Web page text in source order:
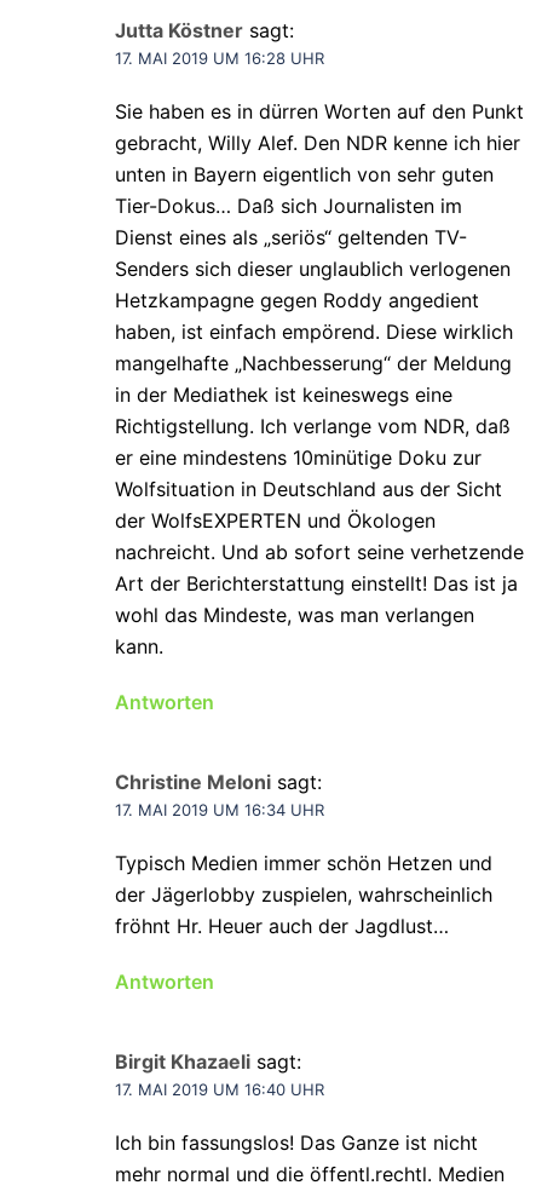
Jutta Köstner sagt:
17. MAI 2019 UM 16:28 UHR
Sie haben es in dürren Worten auf den Punkt
gebracht, Willy Alef. Den NDR kenne ich hier
unten in Bayern eigentlich von sehr guten
Tier-Dokus… Daß sich Journalisten im
Dienst eines als „seriös“ geltenden TV-
Senders sich dieser unglaublich verlogenen
Hetzkampagne gegen Roddy angedient
haben, ist einfach empörend. Diese wirklich
mangelhafte „Nachbesserung“ der Meldung
in der Mediathek ist keineswegs eine
Richtigstellung. Ich verlange vom NDR, daß
er eine mindestens 10minütige Doku zur
Wolfsituation in Deutschland aus der Sicht
der WolfsEXPERTEN und Ökologen
nachreicht. Und ab sofort seine verhetzende
Art der Berichterstattung einstellt! Das ist ja
wohl das Mindeste, was man verlangen
kann.
Antworten
Christine Meloni sagt:
17. MAI 2019 UM 16:34 UHR
Typisch Medien immer schön Hetzen und
der Jägerlobby zuspielen, wahrscheinlich
fröhnt Hr. Heuer auch der Jagdlust…
Antworten
Birgit Khazaeli sagt:
17. MAI 2019 UM 16:40 UHR
Ich bin fassungslos! Das Ganze ist nicht
mehr normal und die öffentl.rechtl. Medien